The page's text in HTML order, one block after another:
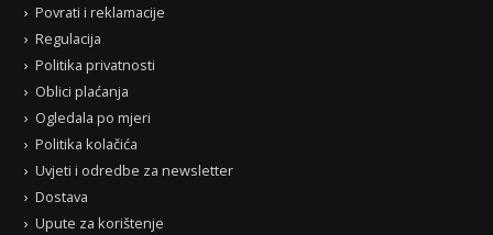
Povrati i reklamacije
Regulacija
Politika privatnosti
Oblici plaćanja
Ogledala po mjeri
Politika kolačića
Uvjeti i odredbe za newsletter
Dostava
Upute za korištenje